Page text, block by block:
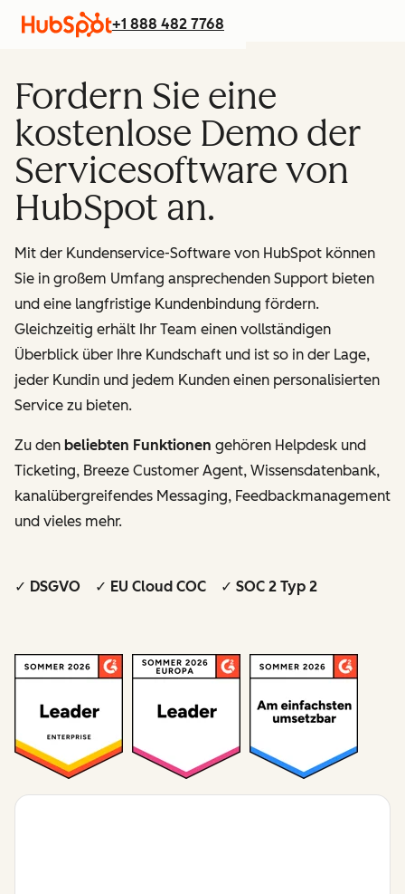
+1 888 482 7768
Fordern Sie eine
kostenlose Demo der
Servicesoftware von
HubSpot an.
Mit der Kundenservice-Software von HubSpot können
Sie in großem Umfang ansprechenden Support bieten
und eine langfristige Kundenbindung fördern.
Gleichzeitig erhält Ihr Team einen vollständigen
Überblick über Ihre Kundschaft und ist so in der Lage,
jeder Kundin und jedem Kunden einen personalisierten
Service zu bieten.
Zu den beliebten Funktionen gehören Helpdesk und
Ticketing, Breeze Customer Agent, Wissensdatenbank,
kanalübergreifendes Messaging, Feedbackmanagement
und vieles mehr.
✓ DSGVO ✓ EU Cloud COC ✓ SOC 2 Typ 2